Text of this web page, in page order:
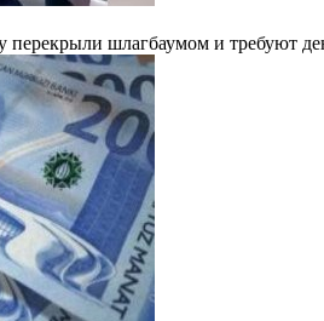
перекрыли шлагбаумом и требуют